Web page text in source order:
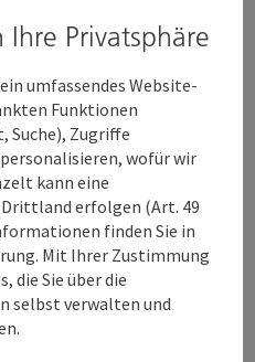
mit einer eigenen
immer verschiedene
Ein Workshop dauert
mit
der AHS und
Privatsphäre
umfassendes Website-
Funktionen
Suche), Zugriffe
wofür wir
kann eine
erfolgen (Art. 49
finden Sie in
Mit Ihrer Zustimmung
die Sie über die
selbst verwalten und